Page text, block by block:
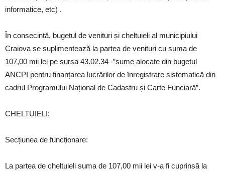
informatice, etc) .
În consecință, bugetul de venituri și cheltuieli al municipiului
Craiova se suplimentează la partea de venituri cu suma de
107,00 mii lei pe sursa 43.02.34 -”sume alocate din bugetul
ANCPI pentru finanțarea lucrărilor de înregistrare sistematică din
cadrul Programului Național de Cadastru și Carte Funciară”.
CHELTUIELI:
Secțiunea de funcționare:
La partea de cheltuieli suma de 107,00 mii lei v-a fi cuprinsă la